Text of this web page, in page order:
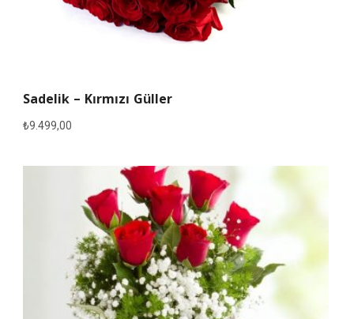
Sadelik – Kırmızı Güller
₺9.499,00